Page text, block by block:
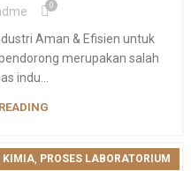
0
Aman & Efisien untuk
merupakan salah
indu...
KIMIA, PROSES LABORATORIUM